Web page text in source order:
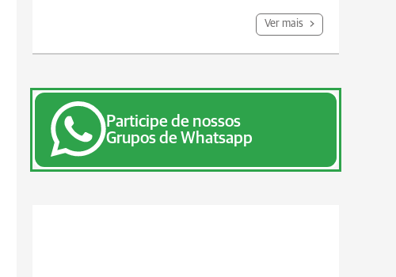
Ver mais
Participe de nossos
Grupos de Whatsapp